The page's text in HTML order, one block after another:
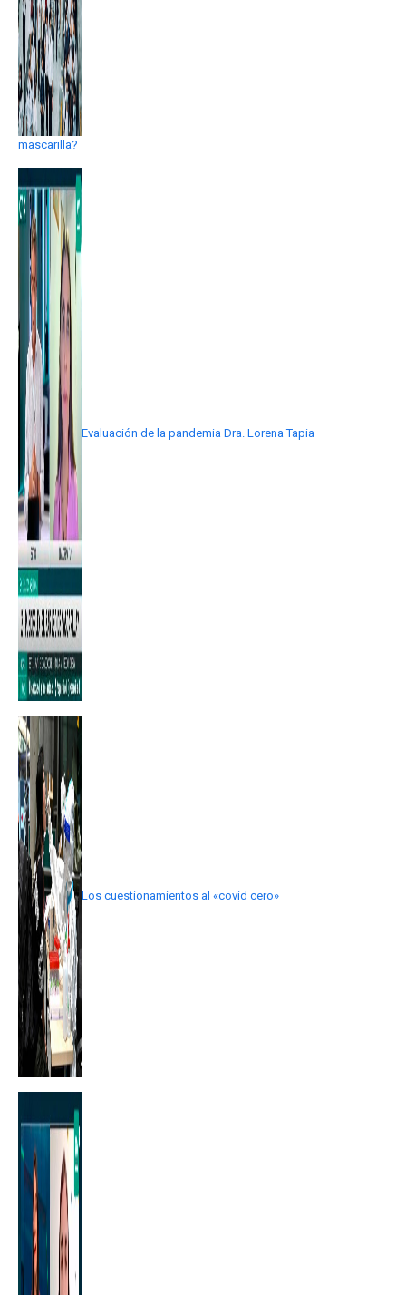
mascarilla?
Evaluación de la pandemia Dra. Lorena Tapia
Los cuestionamientos al «covid cero»